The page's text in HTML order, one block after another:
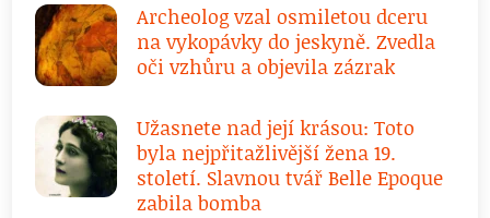
Archeolog vzal osmiletou dceru
na vykopávky do jeskyně. Zvedla
oči vzhůru a objevila zázrak
Užasnete nad její krásou: Toto
byla nejpřitažlivější žena 19.
století. Slavnou tvář Belle Epoque
zabila bomba